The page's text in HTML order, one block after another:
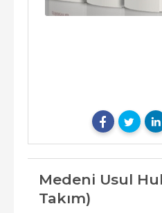
Medeni Usul
Takım)